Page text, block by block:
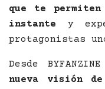
que te
instante y
protagonistas
Desde BYFANZINE
nueva visión